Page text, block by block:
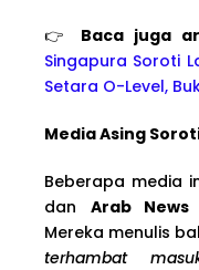
👉 Baca juga
Singapura Soroti
Setara O-Level,
Media Asing
Beberapa media
dan Arab News
Mereka menulis
terhambat